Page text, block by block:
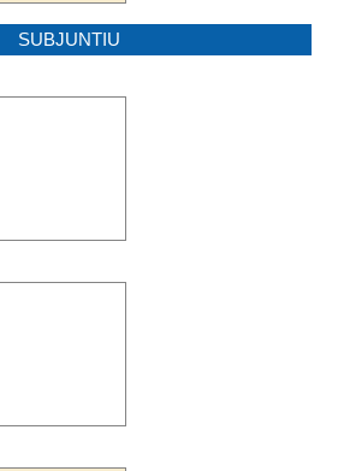
SUBJUNTIU